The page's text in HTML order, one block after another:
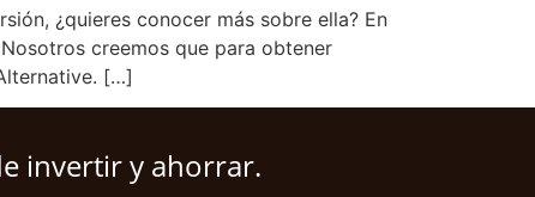
¿quieres conocer más sobre ella? En
creemos que para obtener
[…]
invertir y ahorrar.